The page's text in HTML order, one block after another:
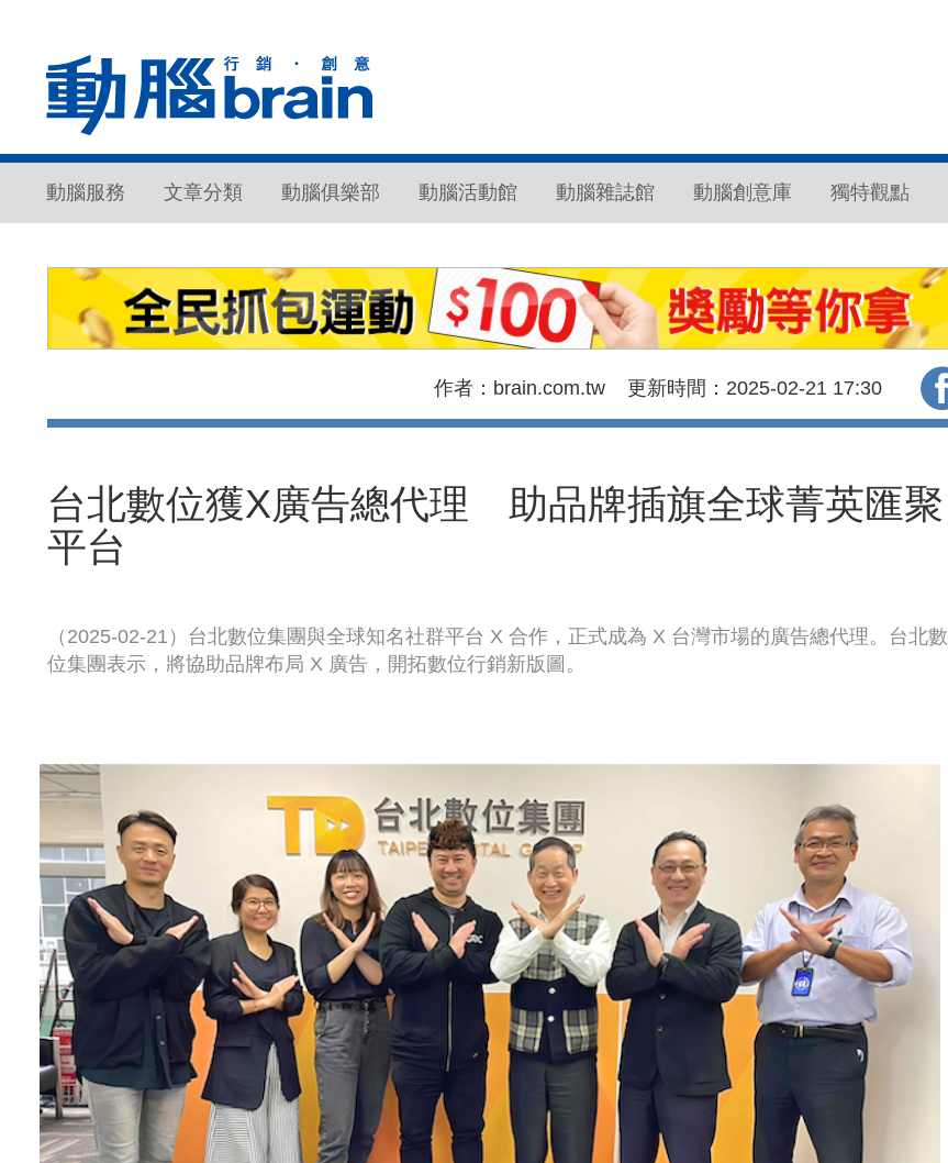
動腦服務 文章分類 動腦俱樂部 動腦活動館 動腦雜誌館 動腦創意庫 獨特觀點
作者：brain.com.tw 更新時間：2025-02-21 17:30
台北數位獲X廣告總代理 助品牌插旗全球菁英匯聚
平台
（2025-02-21）台北數位集團與全球知名社群平台 X 合作，正式成為 X 台灣市場的廣告總代理。台北數
位集團表示，將協助品牌布局 X 廣告，開拓數位行銷新版圖。